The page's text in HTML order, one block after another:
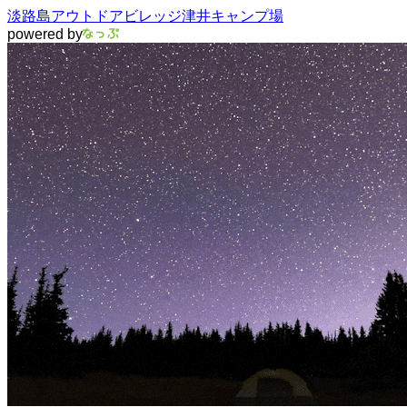
淡路島アウトドアビレッジ津井キャンプ場
powered by